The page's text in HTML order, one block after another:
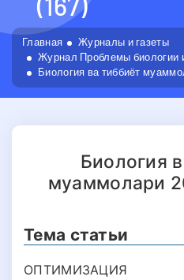
Главная
Журналы и газеты
Журнал Проблемы биологии
Биология ва тиббиёт
Биология
муаммолари
Тема статьи
ОПТИМИЗАЦИЯ